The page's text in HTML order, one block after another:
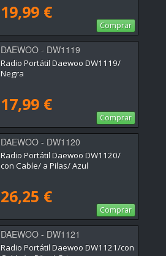
19,99 €
Comprar
DAEWOO - DW1119
Radio Portátil Daewoo DW1119/
Negra
17,99 €
Comprar
DAEWOO - DW1120
Radio Portátil Daewoo DW1120/
con Cable/ a Pilas/ Azul
26,25 €
Comprar
DAEWOO - DW1121
Radio Portátil Daewoo DW1121/con